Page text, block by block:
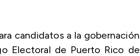
candidatos a la gobernación
Electoral de Puerto Rico de